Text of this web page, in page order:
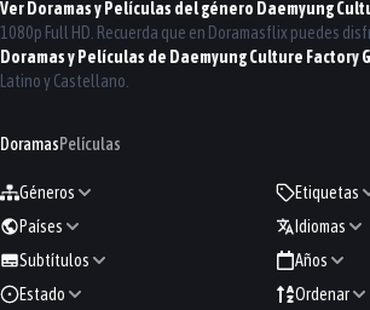
Ver Doramas y Películas del género Daemyung
1080p Full HD. Recuerda que en Doramasflix puedes
Doramas y Películas de Daemyung Culture Factory
Latino y Castellano.
DoramasPelículas
Géneros
Etiquetas
Países
Idiomas
Subtítulos
Años
Estado
Ordenar